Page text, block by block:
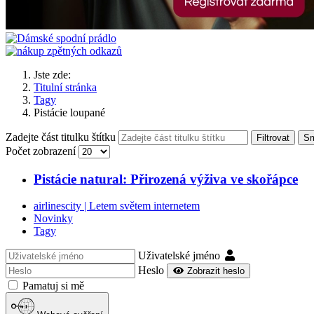
Jste zde:
Titulní stránka
Tagy
Pistácie loupané
Zadejte část titulku štítku Filtrovat
Počet zobrazení
Pistácie natural: Přirozená výživa ve skořápce
airlinescity | Letem světem internetem
Novinky
Tagy
Uživatelské jméno
Heslo
Zobrazit heslo
Pamatuj si mě